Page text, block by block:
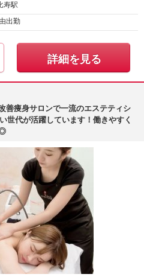
寿駅
出勤
詳細を見る
善痩身サロンで一流のエステティシ
世代が活躍しています！働きやすく
◎